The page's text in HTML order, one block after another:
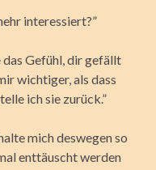
interessiert?”
das Gefühl, dir gefällt
wichtiger, als dass
ich sie zurück.”
mich deswegen so
enttäuscht werden